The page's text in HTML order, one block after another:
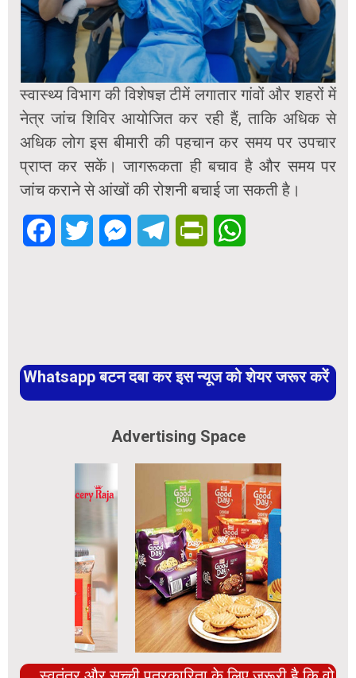
स्वास्थ्य विभाग की विशेषज्ञ टीमें लगातार गांवों और शहरों में
नेत्र जांच शिविर आयोजित कर रही हैं, ताकि अधिक से
अधिक लोग इस बीमारी की पहचान कर समय पर उपचार
प्राप्त कर सकें। जागरूकता ही बचाव है और समय पर
जांच कराने से आंखों की रोशनी बचाई जा सकती है।
FacebookTwitter MessengerTelegramPrintFriendly
Whatsapp बटन दबा कर इस न्यूज को शेयर जरूर करें
Advertising Space